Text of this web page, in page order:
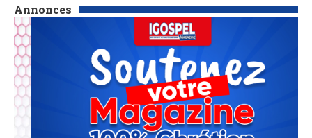
Annonces